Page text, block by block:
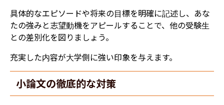
具体的なエピソードや将来の目標を明確に記述し、あな
たの強みと志望動機をアピールすることで、他の受験生
との差別化を図りましょう。
充実した内容が大学側に強い印象を与えます。
小論文の徹底的な対策